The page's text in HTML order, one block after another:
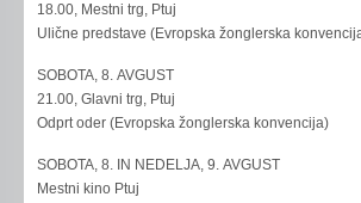
18.00, Mestni trg, Ptuj
Ulične predstave (Evropska žonglerska
SOBOTA, 8. AVGUST
21.00, Glavni trg, Ptuj
Odprt oder (Evropska žonglerska konvencija)
SOBOTA, 8. IN NEDELJA, 9. AVGUST
Mestni kino Ptuj